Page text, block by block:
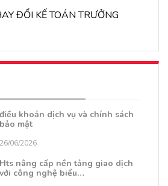
ĐỔI KẾ TOÁN TRƯỞNG
điều khoản dịch vụ và chính sách
bảo mật
26/06/2026
Hts nâng cấp nền tảng giao dịch
với công nghệ biểu…